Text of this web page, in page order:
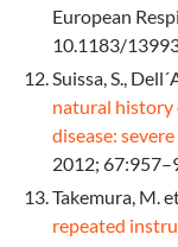
European
10.1183/
Suissa, S.,
natural history
disease:
2012;
Takemura, M.
repeated